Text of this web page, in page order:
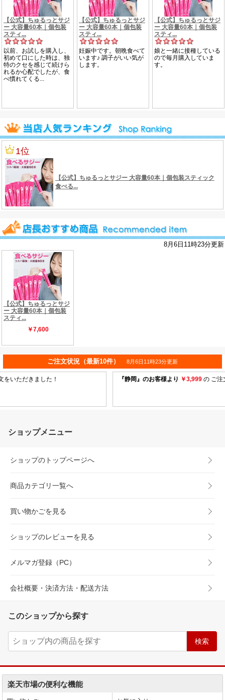
ショップメニュー
ショップのトップページへ
商品カテゴリ一覧へ
買い物かごを見る
ショップのレビューを見る
メルマガ登録（PC）
会社概要・決済方法・配送方法
このショップから探す
楽天市場の便利な機能